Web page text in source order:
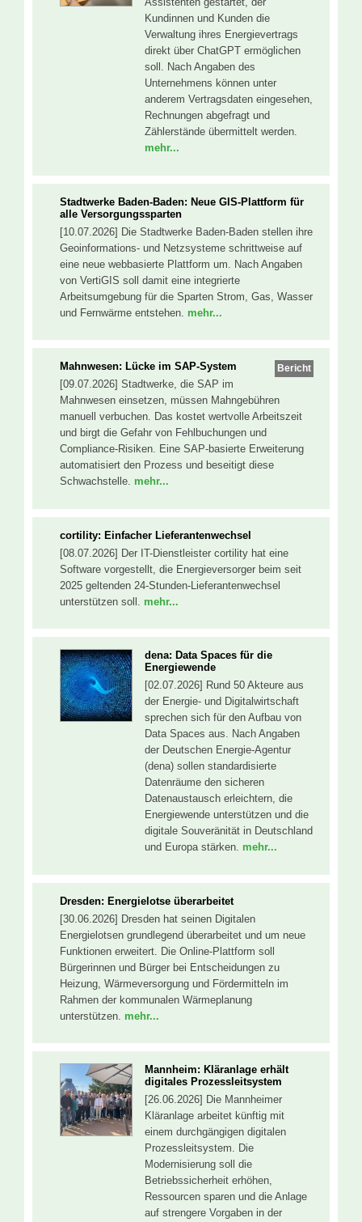
Kundinnen und Kunden die
Verwaltung ihres Energievertrags
direkt über ChatGPT ermöglichen
soll. Nach Angaben des
Unternehmens können unter
anderem Vertragsdaten eingesehen,
Rechnungen abgefragt und
Zählerstände übermittelt werden.
mehr...
Stadtwerke Baden-Baden: Neue GIS-Plattform für
alle Versorgungssparten
[10.07.2026] Die Stadtwerke Baden-Baden stellen ihre
Geoinformations- und Netzsysteme schrittweise auf
eine neue webbasierte Plattform um. Nach Angaben
von VertiGIS soll damit eine integrierte
Arbeitsumgebung für die Sparten Strom, Gas, Wasser
und Fernwärme entstehen. mehr...
Bericht
Mahnwesen: Lücke im SAP-System
[09.07.2026] Stadtwerke, die SAP im
Mahnwesen einsetzen, müssen Mahngebühren
manuell verbuchen. Das kostet wertvolle Arbeitszeit
und birgt die Gefahr von Fehlbuchungen und
Compliance-Risiken. Eine SAP-basierte Erweiterung
automatisiert den Prozess und beseitigt diese
Schwachstelle. mehr...
cortility: Einfacher Lieferantenwechsel
[08.07.2026] Der IT-Dienstleister cortility hat eine
Software vorgestellt, die Energieversorger beim seit
2025 geltenden 24-Stunden-Lieferantenwechsel
unterstützen soll. mehr...
dena: Data Spaces für die
Energiewende
[02.07.2026] Rund 50 Akteure aus
der Energie- und Digitalwirtschaft
sprechen sich für den Aufbau von
Data Spaces aus. Nach Angaben
der Deutschen Energie-Agentur
(dena) sollen standardisierte
Datenräume den sicheren
Datenaustausch erleichtern, die
Energiewende unterstützen und die
digitale Souveränität in Deutschland
und Europa stärken. mehr...
Dresden: Energielotse überarbeitet
[30.06.2026] Dresden hat seinen Digitalen
Energielotsen grundlegend überarbeitet und um neue
Funktionen erweitert. Die Online-Plattform soll
Bürgerinnen und Bürger bei Entscheidungen zu
Heizung, Wärmeversorgung und Fördermitteln im
Rahmen der kommunalen Wärmeplanung
unterstützen. mehr...
Mannheim: Kläranlage erhält
digitales Prozessleitsystem
[26.06.2026] Die Mannheimer
Kläranlage arbeitet künftig mit
einem durchgängigen digitalen
Prozessleitsystem. Die
Modernisierung soll die
Betriebssicherheit erhöhen,
Ressourcen sparen und die Anlage
auf strengere Vorgaben in der